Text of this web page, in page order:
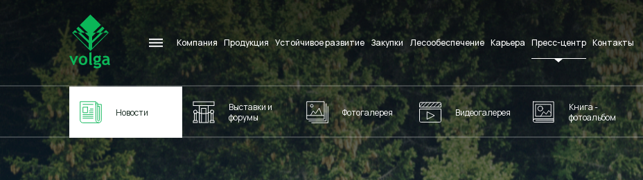
Компания Продукция Устойчивое развитие Закупки Лесообеспечение Карьера Пресс-центр Контакты
Новости
Выставки и
форумы
Фотогалерея Видеогалерея
Книга -
фотоальбом